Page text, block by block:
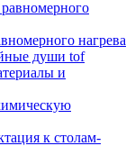
нагрева
души tof
и
к столам-